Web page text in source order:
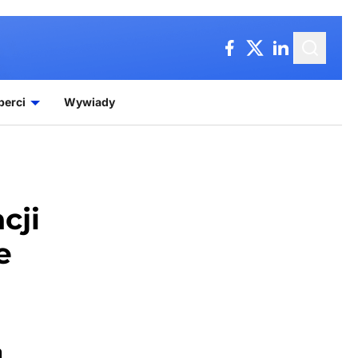
Wywiady